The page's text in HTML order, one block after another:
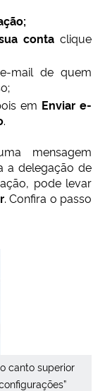
conta clique
mail de quem
em Enviar e-
.
mensagem
a delegação de
pode levar
. Confira o passo
canto superior